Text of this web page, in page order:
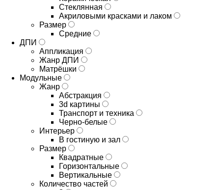
Стеклянная
Акриловыми красками и лаком
Размер
Средние
ДПИ
Аппликация
Жанр ДПИ
Матрёшки
Модульные
Жанр
Абстракция
3d картины
Транспорт и техника
Черно-белые
Интерьер
В гостиную и зал
Размер
Квадратные
Горизонтальные
Вертикальные
Количество частей